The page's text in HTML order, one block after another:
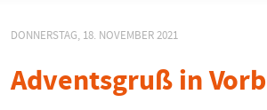
DONNERSTAG, 18. NOVEMBER 2021
Adventsgruß in